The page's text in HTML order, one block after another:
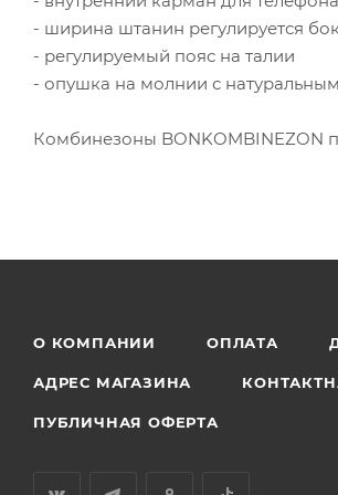
- ширина штанин регулируется
- регулируемый пояс на талии
- опушка на молнии с
Комбинезоны BONKOMBINEZON
О КОМПАНИИ ОПЛАТА
АДРЕС МАГАЗИНА
ПУБЛИЧНАЯ ОФЕРТА